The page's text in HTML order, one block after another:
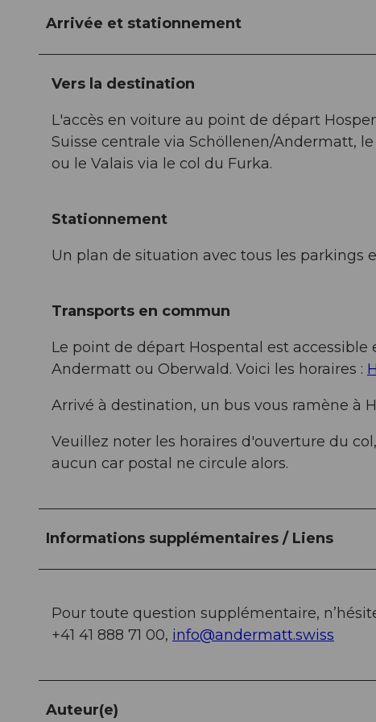
Arrivée et stationnement
Vers la destination
L'accès en voiture au point de départ
Suisse centrale via Schöllenen/Andermatt,
ou le Valais via le col du Furka.
Stationnement
Un plan de situation avec tous les parkings
Transports en commun
Le point de départ Hospental est
Andermatt ou Oberwald. Voici les horaires :
Arrivé à destination, un bus vous ramène à
Veuillez noter les horaires d'ouverture du
aucun car postal ne circule alors.
Informations supplémentaires / Liens
Pour toute question supplémentaire,
+41 41 888 71 00, info@andermatt.swiss
Auteur(e)